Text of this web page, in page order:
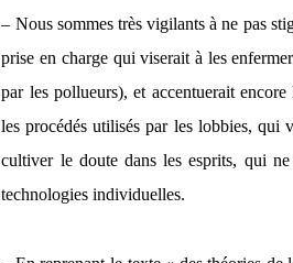
– Nous sommes très vigilants à ne pas
prise en charge qui viserait à les
par les pollueurs), et accentuerait
les procédés utilisés par les lobbies, qui
cultiver le doute dans les esprits, qui
technologies individuelles.